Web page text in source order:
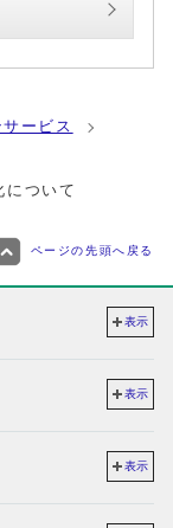
ービス
について
ページの先頭へ戻る
表示
表示
表示